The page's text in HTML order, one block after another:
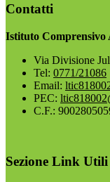
Contatti
Istituto
Via Divisione
Tel: 0771/21086
Email:
PEC:
C.F.:
Sezione Link Utili